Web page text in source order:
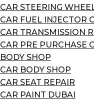
CAR STEERING
CAR FUEL INJECTOR
CAR TRANSMISSION
CAR PRE PURCHASE
BODY SHOP
CAR BODY SHOP
CAR SEAT REPAIR
CAR PAINT DUBAI